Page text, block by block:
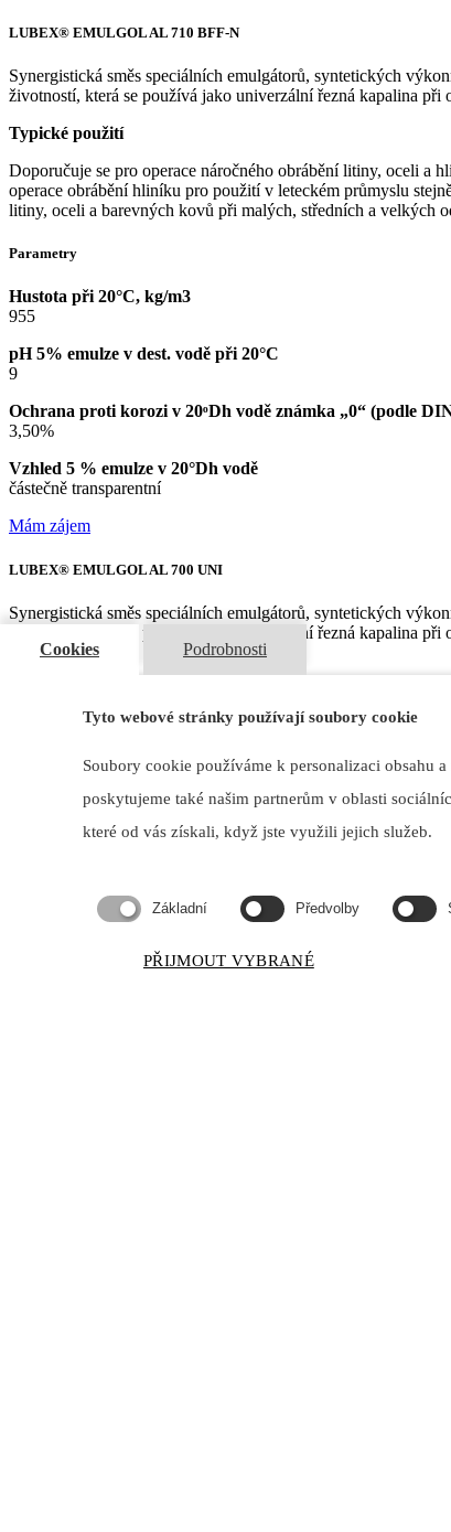
LUBEX® EMULGOL AL 710 BFF-N
Synergistická směs speciálních emulgátorů, syntetických
životností, která se používá jako univerzální řezná kapalina při
Typické použití
Doporučuje se pro operace náročného obrábění litiny, oceli
operace obrábění hliníku pro použití v leteckém průmyslu
litiny, oceli a barevných kovů při malých, středních a velkých
Parametry
Hustota při 20°C, kg/m3
955
pH 5% emulze v dest. vodě při 20°C
9
Ochrana proti korozi v 20ᵒDh vodě známka „0“ (podle
3,50%
Vzhled 5 % emulze v 20°Dh vodě
částečně transparentní
Mám zájem
LUBEX® EMULGOL AL 700 UNI
Synergistická směs speciálních emulgátorů, syntetických
životností, která se používá jako univerzální řezná kapalina
Doporučuje se pro operace náročného obrábění litiny, oceli
operace obrábění hliníku pro použití v leteckém průmyslu
Hustota při 20°C, kg/m3
Ochrana proti korozi v 20ᵒDh vodě známka „0“ (podle
Cookies Podrobnosti
Tyto webové stránky používají soubory cookie
Soubory cookie používáme k personalizaci obsahu
poskytujeme také našim partnerům v oblasti
které od vás získali, když jste využili jejich služeb.
Základní Předvolby
PŘIJMOUT VYBRANÉ